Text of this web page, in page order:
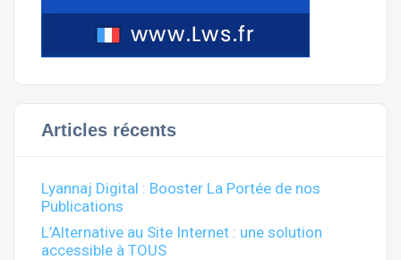
Articles récents
Lyannaj Digital : Booster La Portée de nos
Publications
L’Alternative au Site Internet : une solution
accessible à TOUS